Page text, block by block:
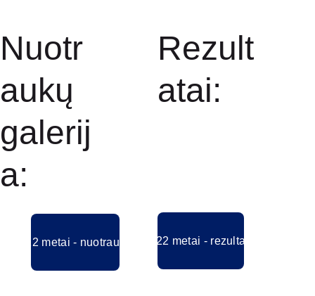
Nuotr
aukų
galerij
a:
2022 metai - nuotraukos
Rezult
atai:
2022 metai - rezultatai